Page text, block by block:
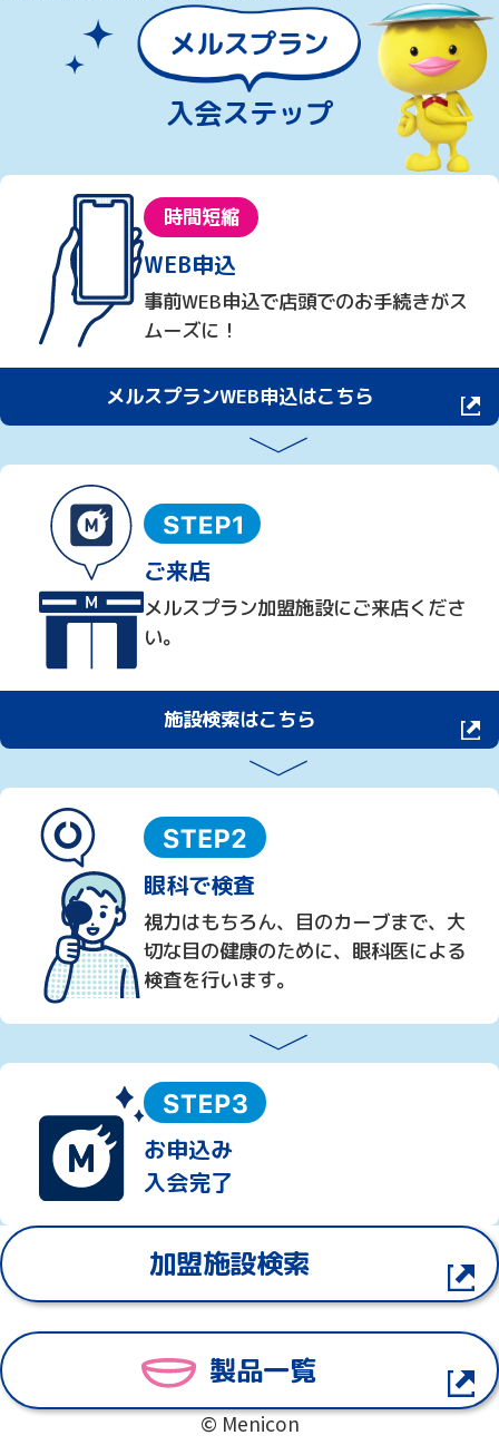
入会ステップ
時間短縮
WEB申込
事前WEB申込で店頭でのお手続きがス
ムーズに！
メルスプランWEB申込はこちら
ご来店
メルスプラン加盟施設にご来店くださ
い。
施設検索はこちら
眼科で検査
視力はもちろん、目のカーブまで、大
切な目の健康のために、眼科医による
検査を行います。
お申込み
入会完了
加盟施設検索
製品一覧
© Menicon